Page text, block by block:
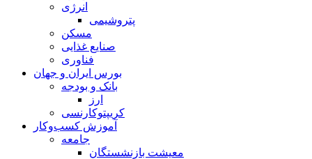
انرژی
پتروشیمی
مسکن
صنایع غذایی
فناوری
بورس ایران و جهان
بانک و بودجه
ارز
کریپتوکارنسی
آموزش کسب‌وکار
جامعه
معیشت بازنشستگان